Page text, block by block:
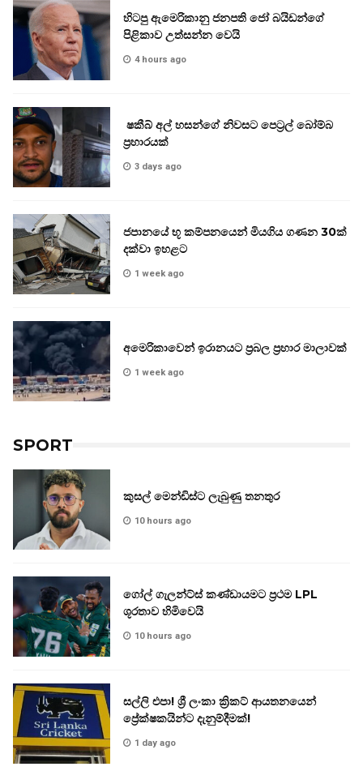
හිටපු ඇමෙරිකානු ජනපති ජෝ බයිඩන්ගේ
පිළිකාව උත්සන්න වෙයි
4 hours ago
ෂකීබ් අල් හසන්ගේ නිවසට පෙට්‍රල් බෝම්බ
ප්‍රහාරයක්
3 days ago
ජපානයේ භූ කම්පනයෙන් මියගිය ගණන 30ක්
දක්වා ඉහළට
1 week ago
අමෙරිකාවෙන් ඉරානයට ප්‍රබල ප්‍රහාර මාලාවක්
1 week ago
SPORT
කුසල් මෙන්ඩිස්ට ලැබුණු තනතුර
10 hours ago
ගෝල් ගැලන්ට්ස් කණ්ඩායමට ප්‍රථම LPL
ශූරතාව හිමිවෙයි
10 hours ago
සල්ලි එපා! ශ්‍රී ලංකා ක්‍රිකට් ආයතනයෙන්
ප්‍රේක්ෂකයින්ට දැනුම්දීමක්!
1 day ago